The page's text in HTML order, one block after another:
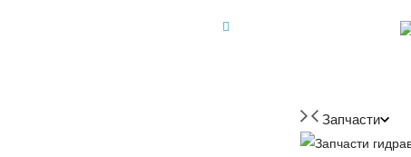
Запчасти